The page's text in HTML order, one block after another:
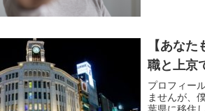
めていくス
【あな
職と上京
プロフィー
ませんが、